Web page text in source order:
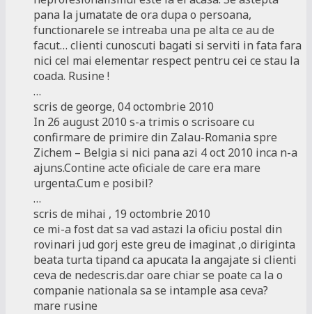
pana la jumatate de ora dupa o persoana,
functionarele se intreaba una pe alta ce au de
facut… clienti cunoscuti bagati si serviti in fata fara
nici cel mai elementar respect pentru cei ce stau la
coada. Rusine !
…
scris de george, 04 octombrie 2010
In 26 august 2010 s-a trimis o scrisoare cu
confirmare de primire din Zalau-Romania spre
Zichem – Belgia si nici pana azi 4 oct 2010 inca n-a
ajuns.Contine acte oficiale de care era mare
urgenta.Cum e posibil?
…
scris de mihai , 19 octombrie 2010
ce mi-a fost dat sa vad astazi la oficiu postal din
rovinari jud gorj este greu de imaginat ,o diriginta
beata turta tipand ca apucata la angajate si clienti
ceva de nedescris.dar oare chiar se poate ca la o
companie nationala sa se intample asa ceva?
mare rusine